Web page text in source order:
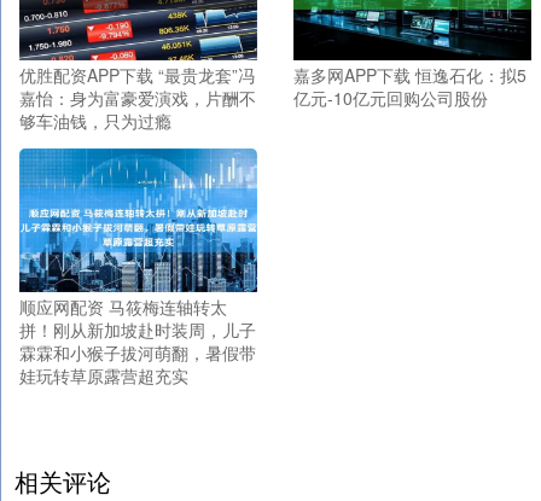
优胜配资APP下载 “最贵龙套”冯
嘉怡：身为富豪爱演戏，片酬不
够车油钱，只为过瘾
嘉多网APP下载 恒逸石化：拟5
亿元-10亿元回购公司股份
顺应网配资 马筱梅连轴转太
拼！刚从新加坡赴时装周，儿子
霖霖和小猴子拔河萌翻，暑假带
娃玩转草原露营超充实
相关评论